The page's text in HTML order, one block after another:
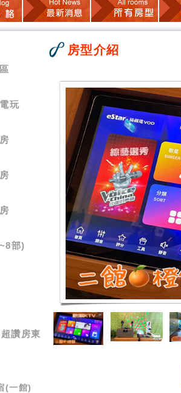
房型介紹
玩
部)
讚房東
(一館)